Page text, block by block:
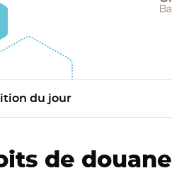
du jour
de